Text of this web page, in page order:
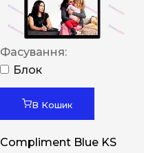
Фасування:
Блок
В Кошик
Compliment Blue KS